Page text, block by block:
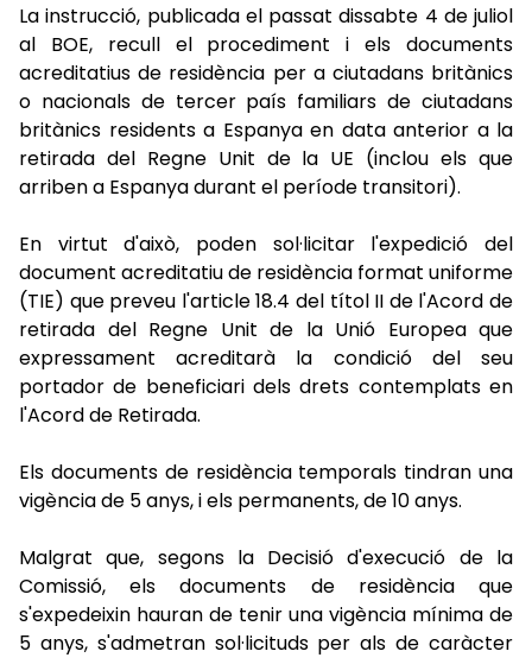
La instrucció, publicada el passat dissabte 4 de juliol
al BOE, recull el procediment i els documents
acreditatius de residència per a ciutadans britànics
o nacionals de tercer país familiars de ciutadans
britànics residents a Espanya en data anterior a la
retirada del Regne Unit de la UE (inclou els que
arriben a Espanya durant el període transitori).
En virtut d'això, poden sol·licitar l'expedició del
document acreditatiu de residència format uniforme
(TIE) que preveu l'article 18.4 del títol II de l'Acord de
retirada del Regne Unit de la Unió Europea que
expressament acreditarà la condició del seu
portador de beneficiari dels drets contemplats en
l'Acord de Retirada.
Els documents de residència temporals tindran una
vigència de 5 anys, i els permanents, de 10 anys.
Malgrat que, segons la Decisió d'execució de la
Comissió, els documents de residència que
s'expedeixin hauran de tenir una vigència mínima de
5 anys, s'admetran sol·licituds per als de caràcter